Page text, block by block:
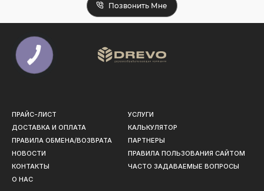
Позвонить Мне
ПРАЙС-ЛИСТ
ДОСТАВКА И ОПЛАТА
ПРАВИЛА ОБМЕНА/ВОЗВРАТА
НОВОСТИ
КОНТАКТЫ
О НАС
УСЛУГИ
КАЛЬКУЛЯТОР
ПАРТНЕРЫ
ПРАВИЛА ПОЛЬЗОВАНИЯ САЙТОМ
ЧАСТО ЗАДАВАЕМЫЕ ВОПРОСЫ